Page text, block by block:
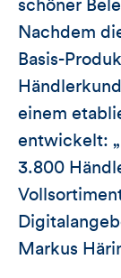
schöner
Nachdem
Basis-
einem
entwickelt:
3.800
Markus